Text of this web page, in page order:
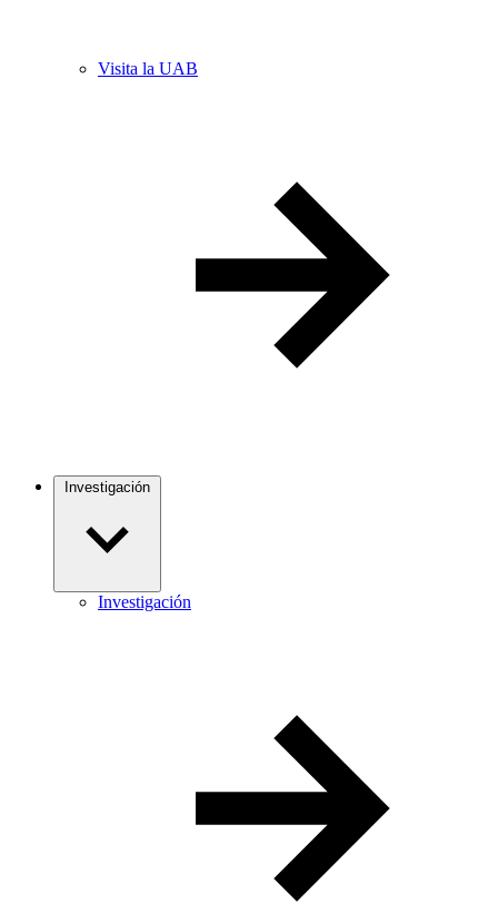
Visita la UAB
Investigación
Investigación